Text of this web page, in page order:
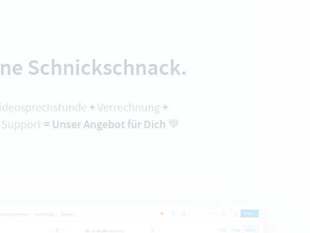
Schnickschnack.
+Verrechnung +
Support = Unser Angebot für Dich 💙